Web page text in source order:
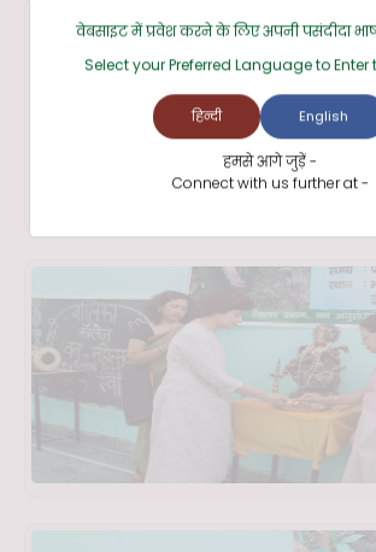
वेबसाइट में प्रवेश करने के लिए अपनी पसंदीदा
Select your Preferred Language to Enter
हिन्दी English
हमसे आगे जुड़ें -
Connect with us further at -